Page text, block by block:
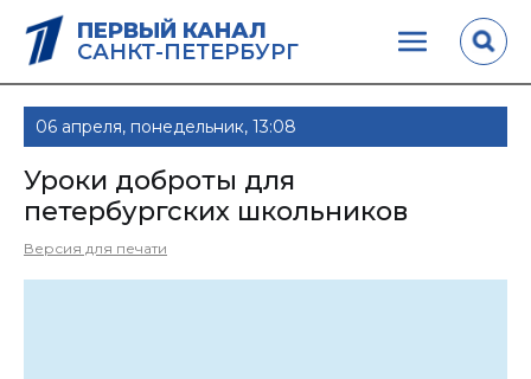
ПЕРВЫЙ КАНАЛ
САНКТ-ПЕТЕРБУРГ
06 апреля, понедельник, 13:08
Уроки доброты для
петербургских школьников
Версия для печати